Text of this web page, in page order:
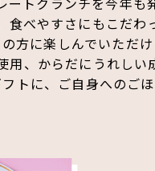
べやすさにもこだわ
方に楽しんでいただけ
、からだにうれしい
トに、ご自身へのごほ